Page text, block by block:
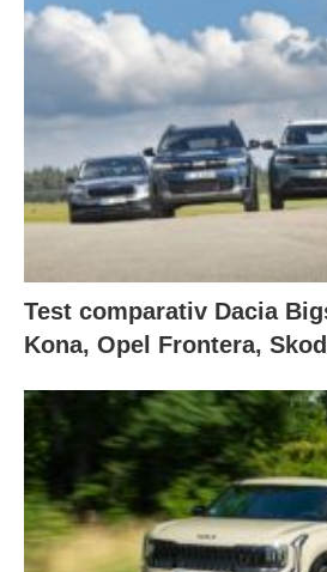
Test comparativ Dacia
Kona, Opel Frontera,